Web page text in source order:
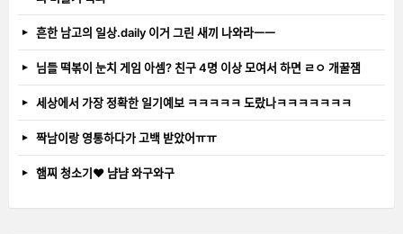
흔한 남고의 일상.daily 이거 그린 새끼 나와라ㅡㅡ
님들 떡볶이 눈치 게임 아셈? 친구 4명 이상 모여서 하면 ㄹㅇ 개꿀잼
세상에서 가장 정확한 일기예보 ㅋㅋㅋㅋㅋ 도랐나ㅋㅋㅋㅋㅋㅋㅋ
짝남이랑 영통하다가 고백 받았어ㅠㅠ
햄찌 청소기❤️ 냠냠 와구와구